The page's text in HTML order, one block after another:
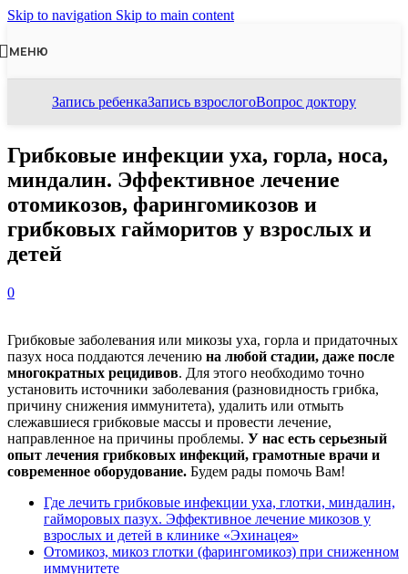
Skip to navigation Skip to main content
МЕНЮ
Запись ребенкаЗапись взрослогоВопрос доктору
Грибковые инфекции уха, горла, носа,
миндалин. Эффективное лечение
отомикозов, фарингомикозов и
грибковых гайморитов у взрослых и
детей
0
Грибковые заболевания или микозы уха, горла и придаточных
пазух носа поддаются лечению на любой стадии, даже после
многократных рецидивов. Для этого необходимо точно
установить источники заболевания (разновидность грибка,
причину снижения иммунитета), удалить или отмыть
слежавшиеся грибковые массы и провести лечение,
направленное на причины проблемы. У нас есть серьезный
опыт лечения грибковых инфекций, грамотные врачи и
современное оборудование. Будем рады помочь Вам!
Где лечить грибковые инфекции уха, глотки, миндалин,
гайморовых пазух. Эффективное лечение микозов у
взрослых и детей в клинике «Эхинацея»
Отомикоз, микоз глотки (фарингомикоз) при сниженном
иммунитете